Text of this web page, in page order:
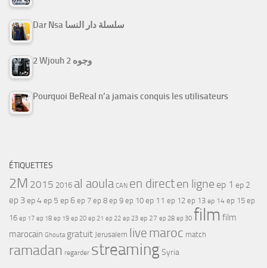
Dar Nsa سلسلة دار النسا
2 Wjouh 2 وجوه
Pourquoi BeReal n’a jamais conquis les utilisateurs
ÉTIQUETTES
2M 2015 2016 al aoula CAN en directen ligne ep 1 ep 2
ep 3ep 4ep 5 ep 6 ep 7 ep 8 ep 9 ep 10 ep 11 ep 12 ep 13 ep 14 ep 15 ep
16 ep 17 ep 18 ep 19 ep 20 ep 21 ep 22 ep 23 ep 27 ep 28 ep 30 film film
marocain Ghouta gratuit Jerusalem live maroc match
ramadan regarder streamingSyria